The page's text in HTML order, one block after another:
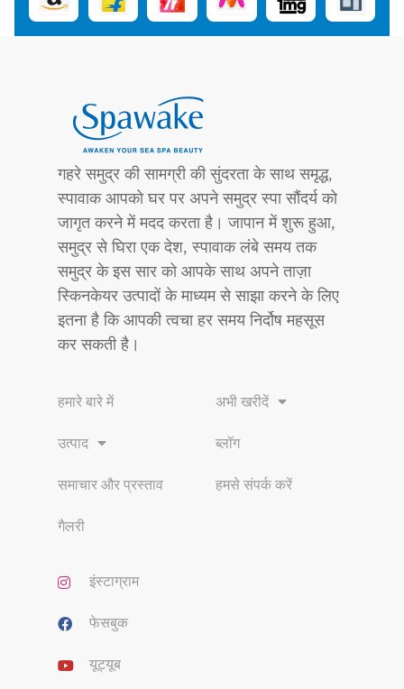
गहरे समुद्र की सामग्री की सुंदरता के साथ समृद्ध,
स्पावाक आपको घर पर अपने समुद्र स्पा सौंदर्य को
जागृत करने में मदद करता है। जापान में शुरू हुआ,
समुद्र से घिरा एक देश, स्पावाक लंबे समय तक
समुद्र के इस सार को आपके साथ अपने ताज़ा
स्किनकेयर उत्पादों के माध्यम से साझा करने के लिए
इतना है कि आपकी त्वचा हर समय निर्दोष महसूस
कर सकती है।
हमारे बारे में
उत्पाद
समाचार और प्रस्ताव
गैलरी
अभी खरीदें
ब्लॉग
हमसे संपर्क करें
इंस्टाग्राम
फेसबुक
यूट्यूब